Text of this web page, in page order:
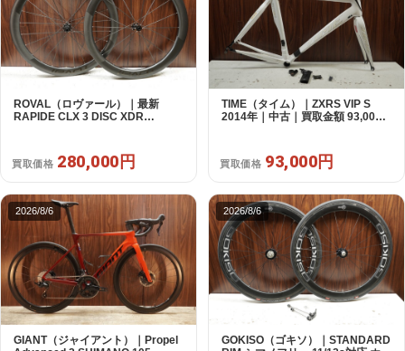
ROVAL（ロヴァール）｜最新
RAPIDE CLX 3 DISC XDR
買取価格 280,000円
TIME（タイム）｜ZXRS VIP S
2014年｜中古｜買取金額 93,000
買取価格 93,000円
2026/8/6
GIANT（ジャイアント）｜Propel
2026/8/6
GOKISO（ゴキソ）｜STANDARD